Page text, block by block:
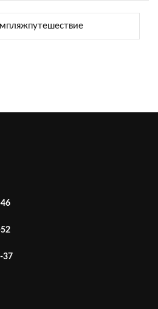
пляжпутешествие
37